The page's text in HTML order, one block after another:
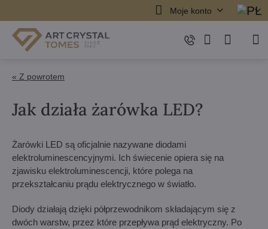
Moje konto
« Z powrotem
Jak działa żarówka LED?
Żarówki LED są oficjalnie nazywane diodami
elektroluminescencyjnymi. Ich świecenie opiera się na
zjawisku elektroluminescencji, które polega na
przekształcaniu prądu elektrycznego w światło.
Diody działają dzięki półprzewodnikom składającym się z
dwóch warstw, przez które przepływa prąd elektryczny. Po